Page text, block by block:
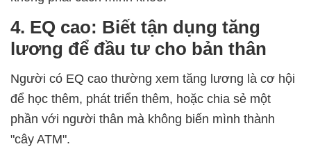
4. EQ cao: Biết tận dụng tăng
lương để đầu tư cho bản thân
Người có EQ cao thường xem tăng lương là cơ hội
để học thêm, phát triển thêm, hoặc chia sẻ một
phần với người thân mà không biến mình thành
"cây ATM".